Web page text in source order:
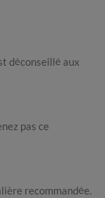
déconseillé aux
pas ce
recommandée.